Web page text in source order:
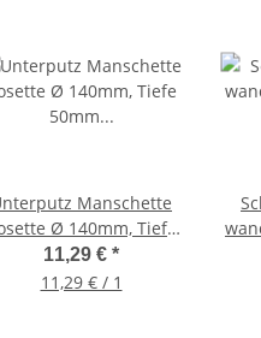
Manschette
Ø 140mm, Tiefe
für KOAX-System
11,29 € *
11,29 € / 1